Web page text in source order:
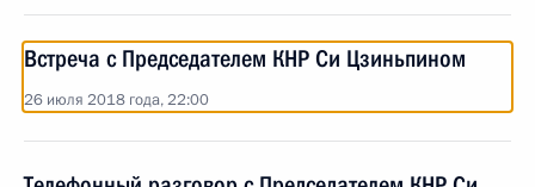
Встреча с Председателем КНР Си Цзиньпином
26 июля 2018 года, 22:00